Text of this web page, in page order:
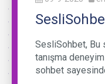
SesliSohbet,
tanışma
sohbet